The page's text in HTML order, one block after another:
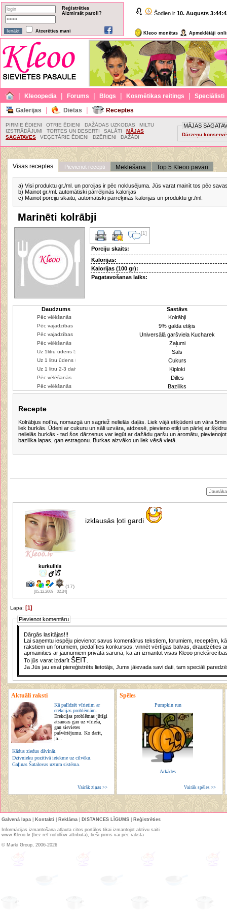
Reģistrēties
Aizmirsāt paroli?
Atcerēties mani
Šodien ir 10. Augusts
Kleoo monētas Apmeklētāji
| Kleoopedia | Forums | Blogs | Kosmētikas reitings | Speciālisti
Galerijas | Diētas | Receptes
MĀJAS
Dārzeņu
PIRMIE ĒDIENI OTRIE ĒDIENI DAŽĀDAS UZKODAS
MILTU
IZSTRĀDĀJUMI
TORTES UN DESERTI SALĀTI
MĀJAS
SAGATAVES
VEĢETĀRIE ĒDIENI DZĒRIENI DAŽĀDI
Visas receptes Pievienot recepti Meklēšana Top 5 Kleoo pavāri
a) Visi produktu gr./ml. un porcijas ir pēc noklusējuma. Jūs varat mainīt tos pēc
b) Mainot gr./ml. automātiski pārrēķinās kalorijas
c) Mainot porciju skaitu, automātiski pārrēķinās kalorijas un produktu gr./ml.
Marinēti kolrābji
[1]
Porciju skaits:
Kalorijas:
Kalorijas (100 gr):
Pagatavošanas laiks:
Daudzums
Sastāvs
Kolrābji
9% galda etiķis
Universālā garšviela Kucharek
Zaļumi
Sāls
Cukurs
Ķiploki
Dilles
Baziliks
Recepte
Kolrābjus notīra, nomazgā un sagriež nelielās daļās. Liek vājā etiķūdenī un vāra
liek burkās. Ūdeni ar cukuru un sāli uzvāra, atdzesē, pievieno etiķi un pārlej ar
nelielās burkās - tad šos dārzeņus var iegūt ar dažādu garšu un aromātu,
bazilika lapas, gan estragonu. Burkas aizvāko un liek vēsā vietā.
kurkulitis
(17)
[05.12.2009 - 02:34]
izklausās ļoti gardi
Lapa: [1]
Pievienot komentāru
Dārgās lasītājas!!!
Lai saņemtu iespēju pievienot savus komentārus tekstiem, forumiem, receptēm,
rakstiem un forumiem, piedalīties konkursos, vinnēt vērtīgas balvas, draudzēties
apmainīties ar jaunumiem privātā sarunā, ka arī izmantot visas Kleoo
To jūs varat izdarītŠEIT
Ja Jūs jau esat piereģistrēts lietotājs, Jums jāievada savi dati, tam speciāli
Aktuāli raksti
Kā palīdzēt vīrietim ar
erekcijas problēmām.
Erekcijas problēmas jūtīgi
atsaucas gan uz vīrieša,
gan sievietes
pašvērtējumu. Ko darīt,
ja...
Kādus ziedus dāvināt.
Dzīvnieku pozitīvā ietekme uz cilvēku.
Gaļinas Šatalovas uztura sistēma.
Vairāk ziņas >>
Spēles
Pumpkin run
Arkādes
Vairāk spēles >>
Galvenā lapa Kontakti Reklāma DISTANCES LĪGUMS
Reģistrēties
Informācijas izmantošana atļauta citos portālos tikai izmantojot aktīvu saiti
www.Kleoo.lv (bez rel=nofollow attributa), tieši pirms vai pēc raksta
© Marki Group, 2006-2026